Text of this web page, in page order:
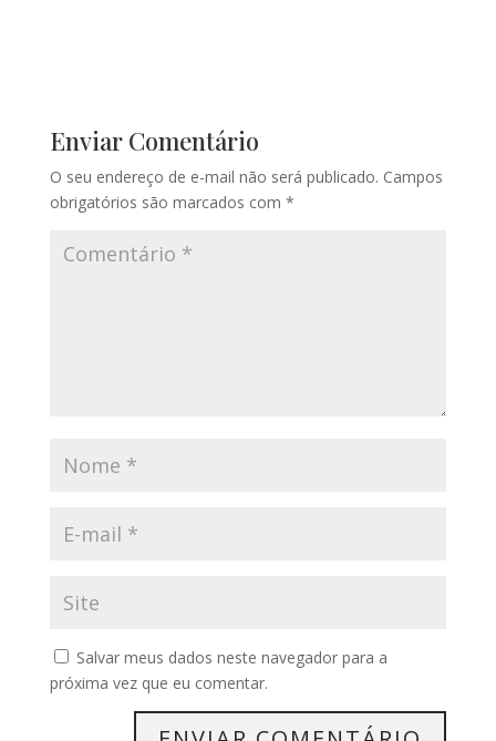
Enviar Comentário
O seu endereço de e-mail não será publicado. Campos
obrigatórios são marcados com *
Salvar meus dados neste navegador para a
próxima vez que eu comentar.